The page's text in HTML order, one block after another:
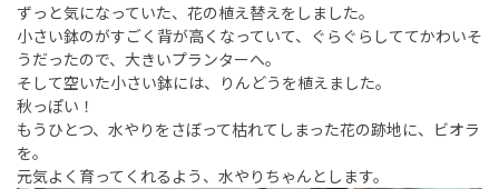
ずっと気になっていた、花の植え替えをしました。
小さい鉢のがすごく背が高くなっていて、ぐらぐらしててかわいそ
うだったので、大きいプランターへ。
そして空いた小さい鉢には、りんどうを植えました。
秋っぽい！
もうひとつ、水やりをさぼって枯れてしまった花の跡地に、ビオラ
を。
元気よく育ってくれるよう、水やりちゃんとします。